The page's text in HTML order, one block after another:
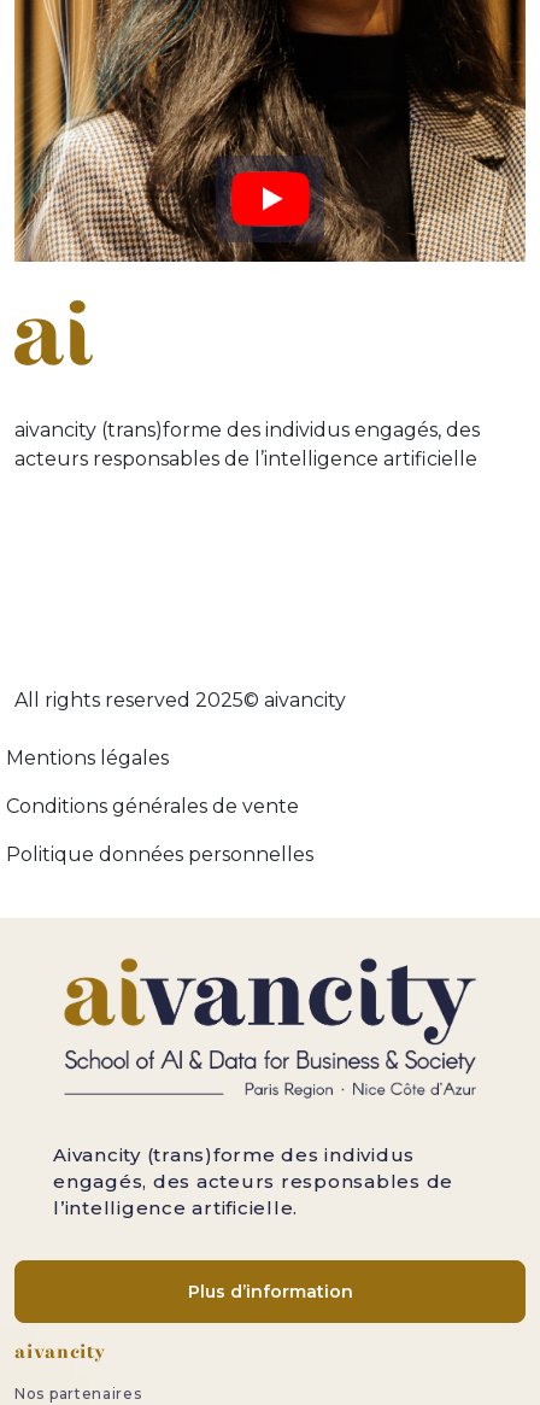
aivancity (trans)forme des individus engagés, des
acteurs responsables de l’intelligence artificielle
All rights reserved 2025© aivancity
Menu footer adopt-ia
Mentions légales
Conditions générales de vente
Politique données personnelles
Aivancity (trans)forme des individus
engagés, des acteurs responsables de
l’intelligence artificielle.
Plus d’information
Pied de page
aivancity
Nos partenaires